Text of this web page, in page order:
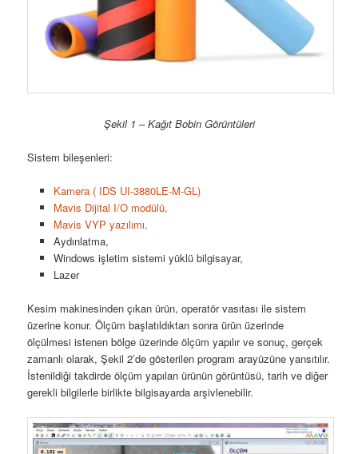
Şekil 1 – Kağıt Bobin Görüntüleri
Sistem bileşenleri:
Kamera ( IDS UI-3880LE-M-GL)
Mavis Dijital I/O modülü,
Mavis VYP yazılımı,
Aydınlatma,
Windows işletim sistemi yüklü bilgisayar,
Lazer
Kesim makinesinden çıkan ürün, operatör vasıtası ile sistem
üzerine konur. Ölçüm başlatıldıktan sonra ürün üzerinde
ölçülmesi istenen bölge üzerinde ölçüm yapılır ve sonuç, gerçek
zamanlı olarak, Şekil 2’de gösterilen program arayüzüne yansıtılır.
İstenildiği takdirde ölçüm yapılan ürünün görüntüsü, tarih ve diğer
gerekli bilgilerle birlikte bilgisayarda arşivlenebilir.